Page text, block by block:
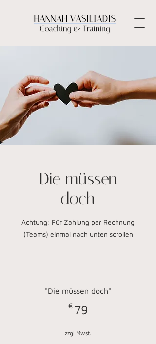
Die müssen
doch
Achtung: Für Zahlung per Rechnung
(Teams) einmal nach unten scrollen
"Die müssen doch"
€ 79
zzgl Mwst.